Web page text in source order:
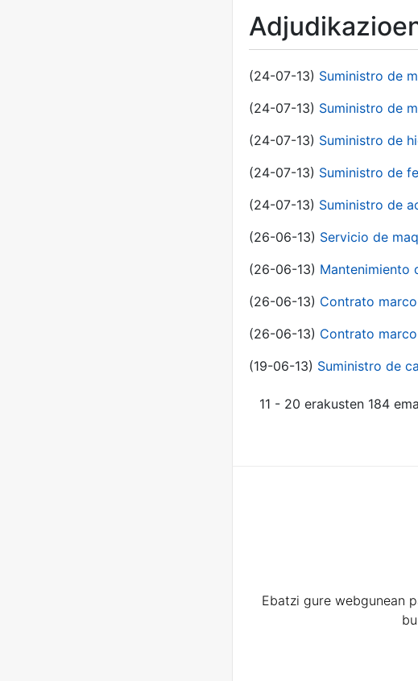
(24-07-13) Suministro de
(24-07-13) Suministro de
(24-07-13) Suministro de
(24-07-13) Suministro de
(24-07-13) Suministro de
(26-06-13) Servicio de
(26-06-13) Mantenimiento
(26-06-13) Contrato
(26-06-13) Contrato
(19-06-13) Suministro de
11 - 20 erakusten 184
Ebatzi gure webgunean